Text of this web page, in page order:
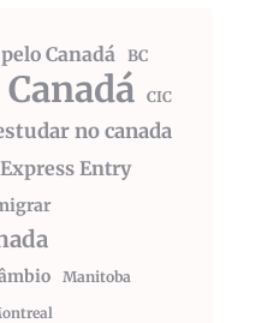
Canadá BC
Canadá
CIC
no canada
Express Entry
Manitoba